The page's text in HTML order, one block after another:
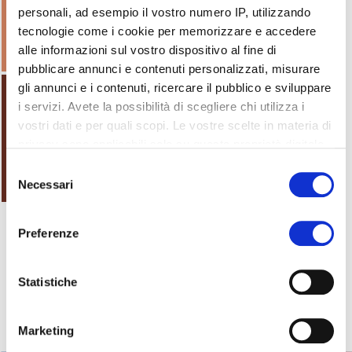
personali, ad esempio il vostro numero IP, utilizzando
tecnologie come i cookie per memorizzare e accedere
alle informazioni sul vostro dispositivo al fine di
pubblicare annunci e contenuti personalizzati, misurare
gli annunci e i contenuti, ricercare il pubblico e sviluppare
i servizi. Avete la possibilità di scegliere chi utilizza i
vostri dati e per quali scopi. Le vostre scelte in materia di
modificare o revocare il proprio consenso in qualsiasi
momento dalla Dichiarazione sui cookie o facendo clic
raccogliere informazioni sulla tua posizione
geografica, con un'approssimazione di qualche
Identificare il tuo dispositivo, scansionandolo
del
consenso
Necessari
Preferenze
Statistiche
Marketing
Richiedi informazioni